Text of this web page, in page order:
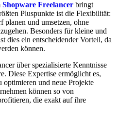
Shopware Freelancer bringt
Pluspunkte ist die Flexibilität:
planen und umsetzen, ohne
Besonders für kleine und
dies ein entscheidender Vorteil, da
können.
über spezialisierte Kenntnisse
Diese Expertise ermöglicht es,
optimieren und neue Projekte
können so von
die exakt auf ihre